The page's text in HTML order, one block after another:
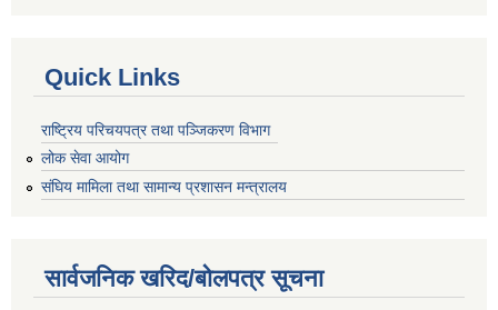
Quick Links
राष्ट्रिय परिचयपत्र तथा पञ्जिकरण विभाग
लोक सेवा आयोग
संघिय मामिला तथा सामान्य प्रशासन मन्त्रालय
सार्वजनिक खरिद/बोलपत्र सूचना